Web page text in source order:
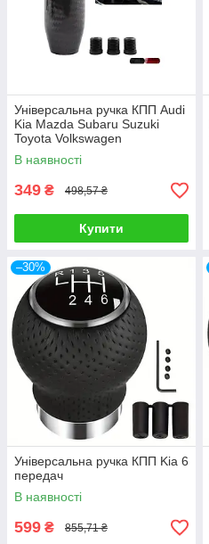
Універсальна ручка КПП Audi
Kia Mazda Subaru Suzuki
Toyota Volkswagen
В наявності
349 ₴ 498,57 ₴
Купити
–30%
Універсальна ручка КПП Kia 6
передач
В наявності
599 ₴ 855,71 ₴